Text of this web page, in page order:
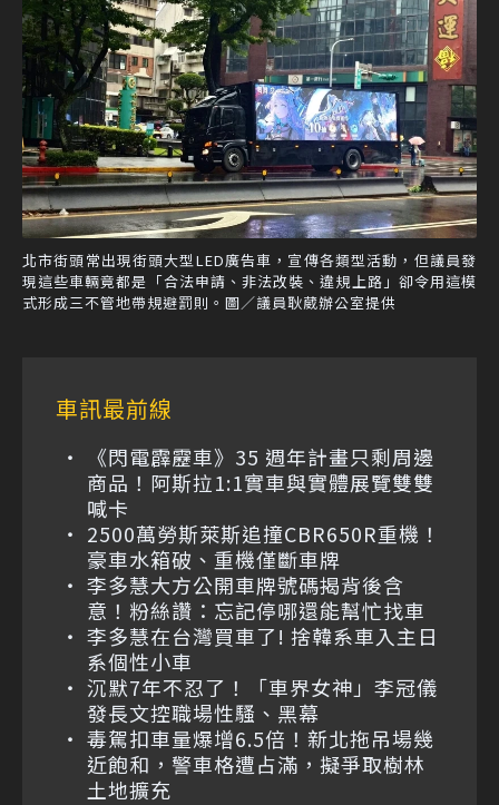
北市街頭常出現街頭大型LED廣告車，宣傳各類型活動，但議員發
現這些車輛竟都是「合法申請、非法改裝、違規上路」卻令用這模
式形成三不管地帶規避罰則。圖／議員耿葳辦公室提供
車訊最前線
《閃電霹靂車》35 週年計畫只剩周邊
商品！阿斯拉1:1實車與實體展覽雙雙
喊卡
2500萬勞斯萊斯追撞CBR650R重機！
豪車水箱破、重機僅斷車牌
李多慧大方公開車牌號碼揭背後含
意！粉絲讚：忘記停哪還能幫忙找車
李多慧在台灣買車了! 捨韓系車入主日
系個性小車
沉默7年不忍了！「車界女神」李冠儀
發長文控職場性騷、黑幕
毒駕扣車量爆增6.5倍！新北拖吊場幾
近飽和，警車格遭占滿，擬爭取樹林
土地擴充